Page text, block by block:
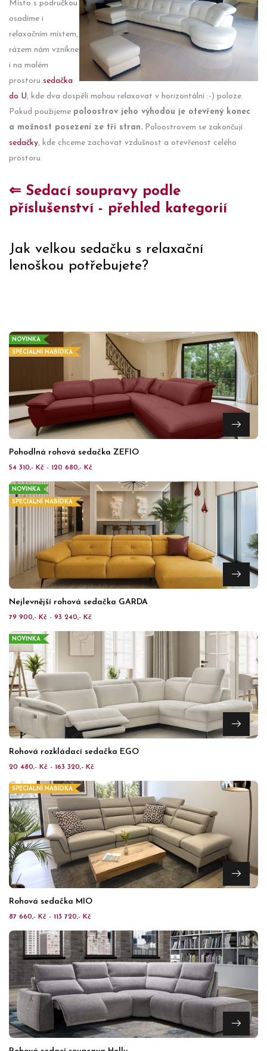
Místo s područkou
osadíme i
relaxačním místem,
rázem nám vzníkne
i na malém
prostoru sedačka
do U, kde dva dospělí mohou relaxovat v horizontální :-) poloze.
Pokud použijeme poloostrov jeho výhodou je otevřený konec
a možnost posezení ze tří stran. Poloostrovem se zakončují
sedačky, kde chceme zachovat vzdušnost a otevřenost celého
prostoru.
⇐ Sedací soupravy podle
příslušenství - přehled kategorií
Jak velkou sedačku s relaxační
lenoškou potřebujete?
NOVINKA
SPECIÁLNÍ NABÍDKA
Pohodlná rohová sedačka ZEFIO
54 310,- Kč - 120 680,- Kč
NOVINKA
SPECIÁLNÍ NABÍDKA
Nejlevnější rohová sedačka GARDA
79 900,- Kč - 93 240,- Kč
NOVINKA
Rohová rozkládací sedačka EGO
20 480,- Kč - 163 320,- Kč
SPECIÁLNÍ NABÍDKA
Rohová sedačka MIO
87 660,- Kč - 113 720,- Kč